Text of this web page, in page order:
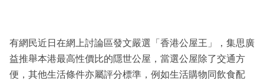
有網民近日在網上討論區發文嚴選「香港公屋王」，集思廣
益推舉本港最高性價比的隱世公屋，當選公屋除了交通方
便，其他生活條件亦屬評分標準，例如生活購物同飲食配